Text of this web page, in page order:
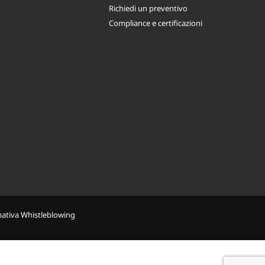
Richiedi un preventivo
Compliance e certificazioni
Whistleblowing